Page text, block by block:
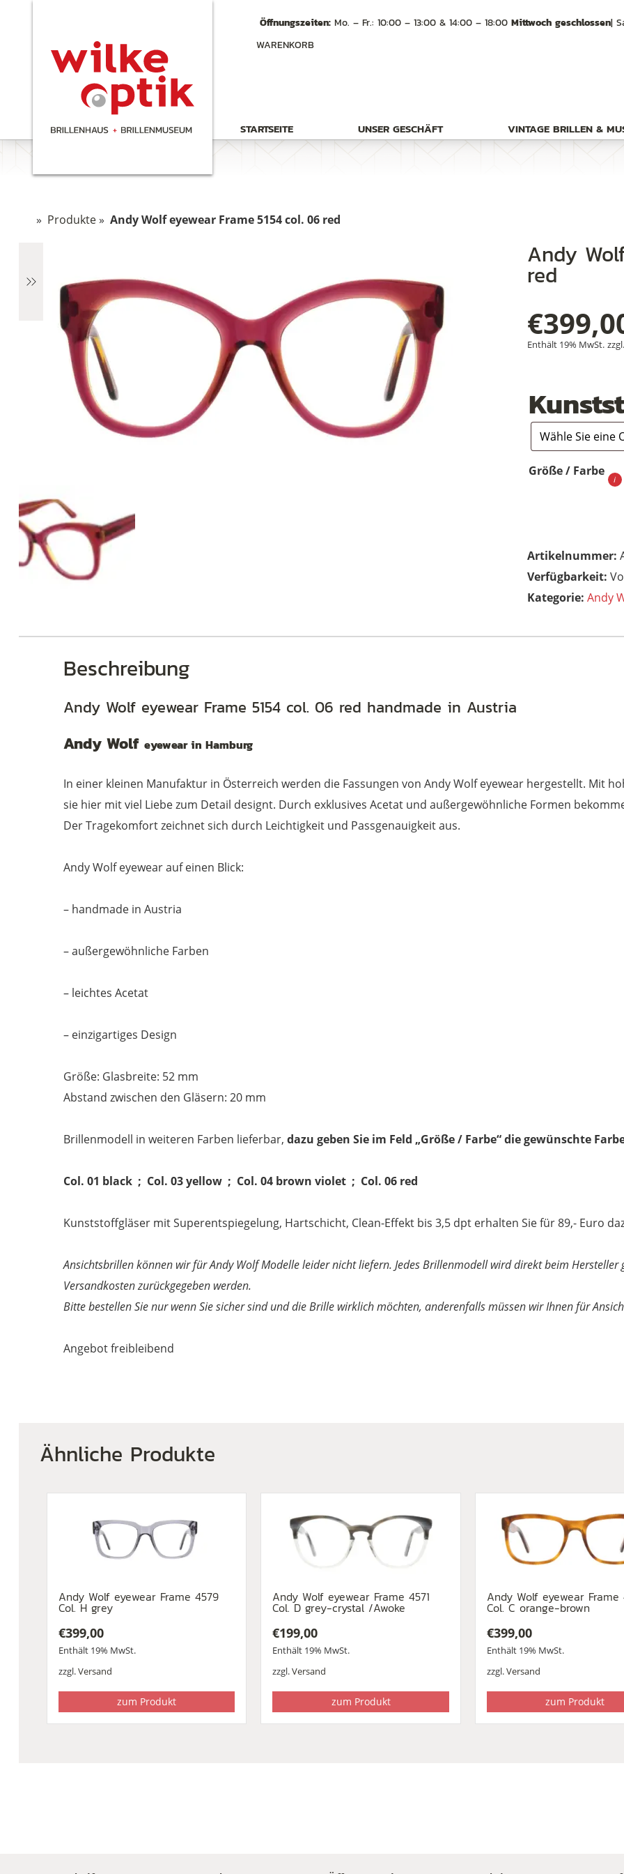
Öffnungszeiten:Mo. – Fr.: 10:00 – 13:00 & 14:00 – 18:00 Mittwoch geschlossen|
WARENKORB
STARTSEITE UNSER GESCHÄFT VINTAGE BRILLEN &
» Produkte» Andy Wolf eyewear Frame 5154 col. 06 red
Andy Wolf eyewear Frame 5154 col. 06
red
€
Enthält 19% MwSt. zzgl.
Größe / Farbe
Artikelnummer:
Kategorie: Andy
Beschreibung
Andy Wolf eyewear Frame 5154 col. 06 red handmade in Austria
Andy Wolf eyewear in Hamburg
In einer kleinen Manufaktur in Österreich werden die Fassungen von Andy Wolf eyewear hergestellt. Mit
sie hier mit viel Liebe zum Detail designt. Durch exklusives Acetat und außergewöhnliche Formen
Der Tragekomfort zeichnet sich durch Leichtigkeit und Passgenauigkeit aus.
Andy Wolf eyewear auf einen Blick:
– handmade in Austria
– außergewöhnliche Farben
– leichtes Acetat
– einzigartiges Design
Größe: Glasbreite: 52 mm
Abstand zwischen den Gläsern: 20 mm
Brillenmodell in weiteren Farben lieferbar,dazu geben Sie im Feld „Größe / Farbe“ die gewünschte
Col. 01 black ; Col. 03 yellow ; Col. 04 brown violet ; Col. 06 red
Kunststoffgläser mit Superentspiegelung, Hartschicht, Clean-Effekt bis 3,5 dpt erhalten Sie für 89,- Euro
Ansichtsbrillen können wir für Andy Wolf Modelle leider nicht liefern. Jedes Brillenmodell wird direkt beim
Versandkosten zurückgegeben werden.
Bitte bestellen Sie nur wenn Sie sicher sind und die Brille wirklich möchten, anderenfalls müssen wir Ihnen für
Angebot freibleibend
Ähnliche Produkte
Andy Wolf eyewear Frame 4579
Col. H grey
€399,00
Enthält 19% MwSt.
zzgl.Versand
zum Produkt
Andy Wolf eyewear Frame 4571
Col. D grey-crystal /Awoke
€199,00
Enthält 19% MwSt.
zzgl.Versand
zum Produkt
Andy Wolf eyewear Frame
Col. C orange-brown
€399,00
Enthält 19% MwSt.
zzgl.Versand
zum Produkt
+
+